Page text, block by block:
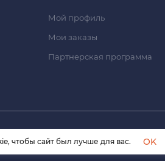
Мой профиль
Мои заказы
Партнерская программа
чтобы сайт был лучше для вас.
OK